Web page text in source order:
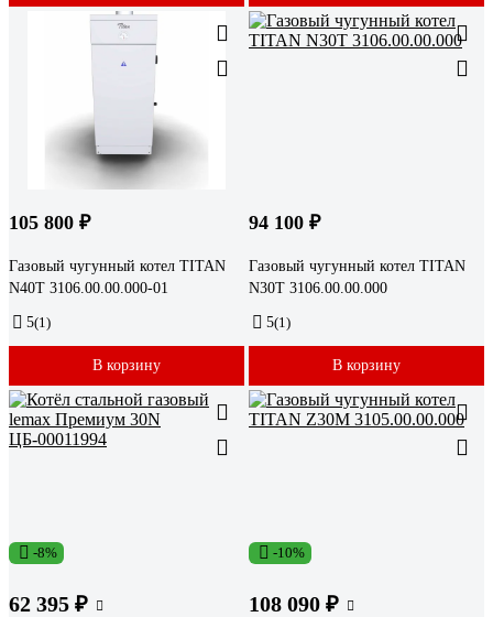
105 800 ₽
Газовый чугунный котел TITAN
N40T 3106.00.00.000-01
5(1)
В корзину
94 100 ₽
Газовый чугунный котел TITAN
N30T 3106.00.00.000
5(1)
В корзину
-8%
62 395 ₽
-10%
108 090 ₽